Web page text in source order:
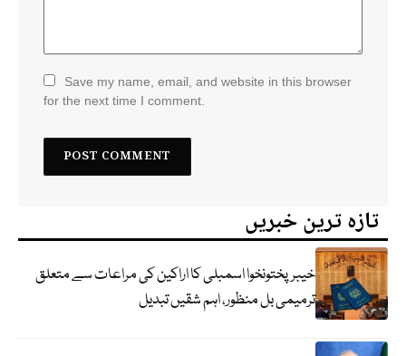
Save my name, email, and website in this browser
for the next time I comment.
تازہ ترین خبریں
خیبرپختونخوا اسمبلی کا اراکین کی مراعات سے متعلق
ترمیمی بل منظور، اہم شقیں تبدیل